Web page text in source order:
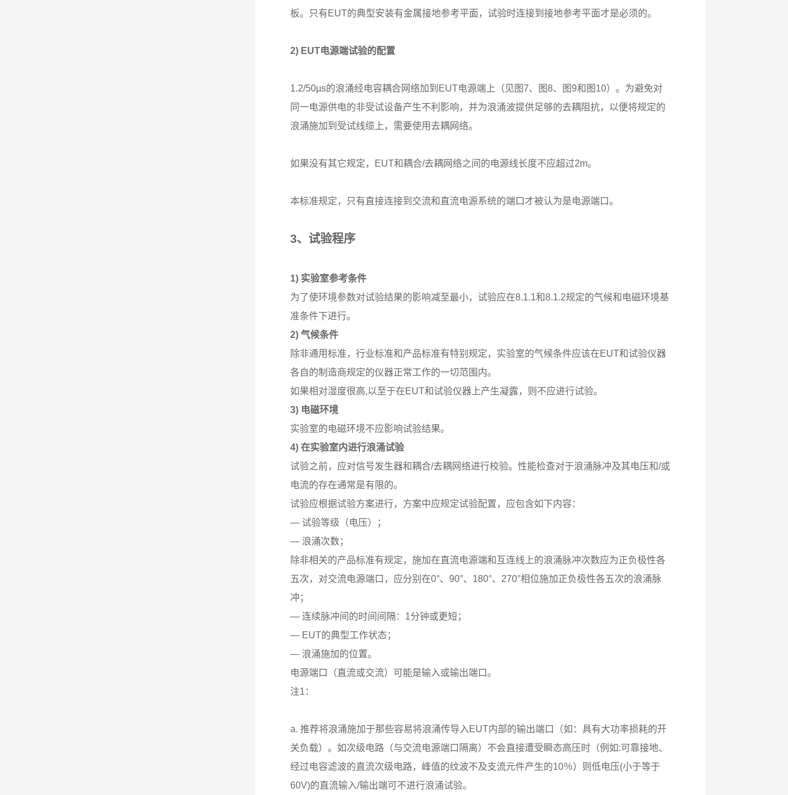
板。只有EUT的典型安装有金属接地参考平面，试验时连接到接地参考平面才是必须的。
2) EUT电源端试验的配置
1.2/50µs的浪涌经电容耦合网络加到EUT电源端上（见图7、图8、图9和图10）。为避免对
同一电源供电的非受试设备产生不利影响，并为浪涌波提供足够的去耦阻抗，以便将规定的
浪涌施加到受试线缆上，需要使用去耦网络。
如果没有其它规定，EUT和耦合/去耦网络之间的电源线长度不应超过2m。
本标准规定，只有直接连接到交流和直流电源系统的端口才被认为是电源端口。
3、试验程序
1) 实验室参考条件
为了使环境参数对试验结果的影响减至最小，试验应在8.1.1和8.1.2规定的气候和电磁环境基
准条件下进行。
2) 气候条件
除非通用标准，行业标准和产品标准有特别规定，实验室的气候条件应该在EUT和试验仪器
各自的制造商规定的仪器正常工作的一切范围内。
如果相对湿度很高,以至于在EUT和试验仪器上产生凝露，则不应进行试验。
3) 电磁环境
实验室的电磁环境不应影响试验结果。
4) 在实验室内进行浪涌试验
试验之前，应对信号发生器和耦合/去耦网络进行校验。性能检查对于浪涌脉冲及其电压和/或
电流的存在通常是有限的。
试验应根据试验方案进行，方案中应规定试验配置，应包含如下内容：
— 试验等级（电压）；
— 浪涌次数；
除非相关的产品标准有规定，施加在直流电源端和互连线上的浪涌脉冲次数应为正负极性各
五次，对交流电源端口，应分别在0°、90°、180°、270°相位施加正负极性各五次的浪涌脉
冲；
— 连续脉冲间的时间间隔：1分钟或更短；
— EUT的典型工作状态；
— 浪涌施加的位置。
电源端口（直流或交流）可能是输入或输出端口。
注1：
a. 推荐将浪涌施加于那些容易将浪涌传导入EUT内部的输出端口（如：具有大功率损耗的开
关负载）。如次级电路（与交流电源端口隔离）不会直接遭受瞬态高压时（例如:可靠接地、
经过电容滤波的直流次级电路，峰值的纹波不及支流元件产生的10％）则低电压(小于等于
60V)的直流输入/输出端可不进行浪涌试验。